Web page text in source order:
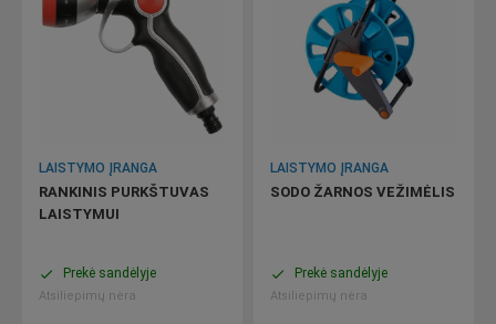
LAISTYMO ĮRANGA
RANKINIS PURKŠTUVAS
LAISTYMUI
done Prekė sandėlyje
Atsiliepimų nėra
LAISTYMO ĮRANGA
SODO ŽARNOS VEŽIMĖLIS
done Prekė sandėlyje
Atsiliepimų nėra